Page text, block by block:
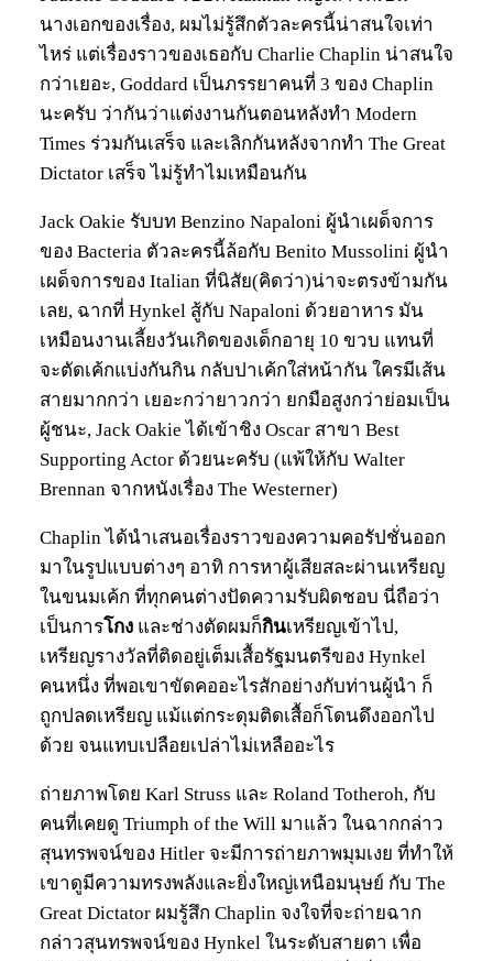
นางเอกของเรื่อง, ผมไม่รู้สึกตัวละครนี้น่าสนใจเท่า
ไหร่ แต่เรื่องราวของเธอกับ Charlie Chaplin น่าสนใจ
กว่าเยอะ, Goddard เป็นภรรยาคนที่ 3 ของ Chaplin
นะครับ ว่ากันว่าแต่งงานกันตอนหลังทำ Modern
Times ร่วมกันเสร็จ และเลิกกันหลังจากทำ The Great
Dictator เสร็จ ไม่รู้ทำไมเหมือนกัน
Jack Oakie รับบท Benzino Napaloni ผู้นำเผด็จการ
ของ Bacteria ตัวละครนี้ล้อกับ Benito Mussolini ผู้นำ
เผด็จการของ Italian ที่นิสัย(คิดว่า)น่าจะตรงข้ามกัน
เลย, ฉากที่ Hynkel สู้กับ Napaloni ด้วยอาหาร มัน
เหมือนงานเลี้ยงวันเกิดของเด็กอายุ 10 ขวบ แทนที่
จะตัดเค้กแบ่งกันกิน กลับปาเค้กใส่หน้ากัน ใครมีเส้น
สายมากกว่า เยอะกว่ายาวกว่า ยกมือสูงกว่าย่อมเป็น
ผู้ชนะ, Jack Oakie ได้เข้าชิง Oscar สาขา Best
Supporting Actor ด้วยนะครับ (แพ้ให้กับ Walter
Brennan จากหนังเรื่อง The Westerner)
Chaplin ได้นำเสนอเรื่องราวของความคอรัปชั่นออก
มาในรูปแบบต่างๆ อาทิ การหาผู้เสียสละผ่านเหรียญ
ในขนมเค้ก ที่ทุกคนต่างปัดความรับผิดชอบ นี่ถือว่า
เป็นการโกง และช่างตัดผมก็กินเหรียญเข้าไป,
เหรียญรางวัลที่ติดอยู่เต็มเสื้อรัฐมนตรีของ Hynkel
คนหนึ่ง ที่พอเขาขัดคออะไรสักอย่างกับท่านผู้นำ ก็
ถูกปลดเหรียญ แม้แต่กระดุมติดเสื้อก็โดนดึงออกไป
ด้วย จนแทบเปลือยเปล่าไม่เหลืออะไร
ถ่ายภาพโดย Karl Struss และ Roland Totheroh, กับ
คนที่เคยดู Triumph of the Will มาแล้ว ในฉากกล่าว
สุนทรพจน์ของ Hitler จะมีการถ่ายภาพมุมเงย ที่ทำให้
เขาดูมีความทรงพลังและยิ่งใหญ่เหนือมนุษย์ กับ The
Great Dictator ผมรู้สึก Chaplin จงใจที่จะถ่ายฉาก
กล่าวสุนทรพจน์ของ Hynkel ในระดับสายตา เพื่อ